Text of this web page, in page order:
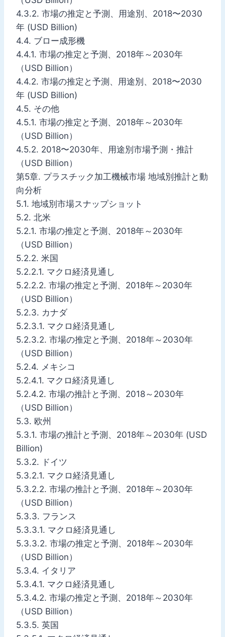
4.3.2. 市場の推定と予測、用途別、2018〜2030
年 (USD Billion)
4.4. ブロー成形機
4.4.1. 市場の推定と予測、2018年～2030年
（USD Billion）
4.4.2. 市場の推定と予測、用途別、2018〜2030
年 (USD Billion)
4.5. その他
4.5.1. 市場の推定と予測、2018年～2030年
（USD Billion）
4.5.2. 2018〜2030年、用途別市場予測・推計
（USD Billion）
第5章. プラスチック加工機械市場 地域別推計と動
向分析
5.1. 地域別市場スナップショット
5.2. 北米
5.2.1. 市場の推定と予測、2018年～2030年
（USD Billion）
5.2.2. 米国
5.2.2.1. マクロ経済見通し
5.2.2.2. 市場の推定と予測、2018年～2030年
（USD Billion）
5.2.3. カナダ
5.2.3.1. マクロ経済見通し
5.2.3.2. 市場の推定と予測、2018年～2030年
（USD Billion）
5.2.4. メキシコ
5.2.4.1. マクロ経済見通し
5.2.4.2. 市場の推計と予測、2018～2030年
（USD Billion）
5.3. 欧州
5.3.1. 市場の推計と予測、2018年～2030年 (USD
Billion)
5.3.2. ドイツ
5.3.2.1. マクロ経済見通し
5.3.2.2. 市場の推計と予測、2018年～2030年
（USD Billion）
5.3.3. フランス
5.3.3.1. マクロ経済見通し
5.3.3.2. 市場の推定と予測、2018年～2030年
（USD Billion）
5.3.4. イタリア
5.3.4.1. マクロ経済見通し
5.3.4.2. 市場の推定と予測、2018年～2030年
（USD Billion）
5.3.5. 英国